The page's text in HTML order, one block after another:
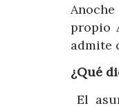
propio
admite
¿Qué
El